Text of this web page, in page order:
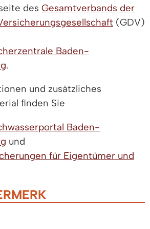
des Gesamtverbands der
(GDV)
Baden-
.
und zusätzliches
finden Sie
Baden-
und
für Eigentümer und